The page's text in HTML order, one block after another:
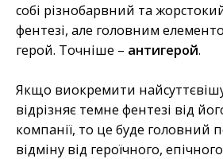
собі різнобарвний та
фентезі, але головним
герой. Точніше – антигерой.
Якщо виокремити
відрізняє темне фентезі від
компанії, то це буде головний
відміну від героїчного,